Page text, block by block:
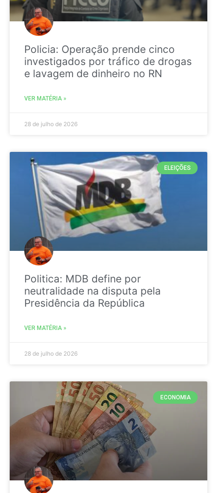
Policia: Operação prende cinco
investigados por tráfico de drogas
e lavagem de dinheiro no RN
VER MATÉRIA »
28 de julho de 2026
ELEIÇÕES
Politica: MDB define por
neutralidade na disputa pela
Presidência da República
VER MATÉRIA »
28 de julho de 2026
ECONOMIA